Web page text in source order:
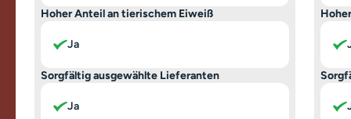
Hoher Anteil an tierischem Eiweiß
Ja
Sorgfältig ausgewählte Lieferanten
Ja